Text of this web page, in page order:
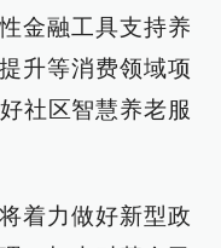
金融工具支持养
升等消费领域项
社区智慧养老服
着力做好新型政